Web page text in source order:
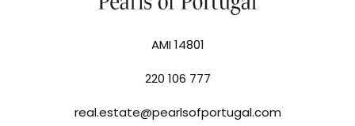
AMI 14801
220 106 777
real.estate@pearlsofportugal.com